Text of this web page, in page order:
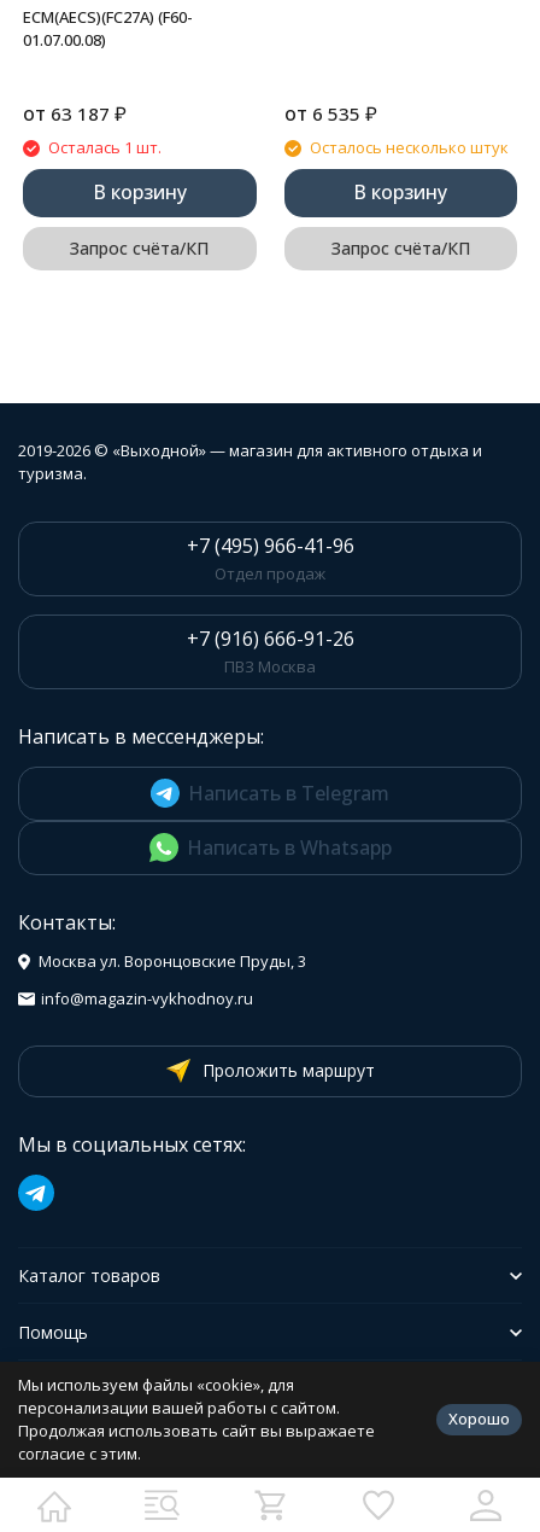
ECM(AECS)(FC27A) (F60-
01.07.00.08)
от 63 187 ₽
Осталась 1 шт.
В корзину
Запрос счёта/КП
от 6 535 ₽
Осталось несколько штук
В корзину
Запрос счёта/КП
2019-2026 © «Выходной» — магазин для активного отдыха и
туризма.
+7 (495) 966-41-96
Отдел продаж
+7 (916) 666-91-26
ПВЗ Москва
Написать в мессенджеры:
Написать в Telegram
Написать в Whatsapp
Контакты:
Москва ул. Воронцовские Пруды, 3
info@magazin-vykhodnoy.ru
Проложить маршрут
Мы в социальных сетях:
Каталог товаров
Помощь
Иформация
Политика персональных данных
Разработано в
bodysite.ru
Мы используем файлы «cookie», для
персонализации вашей работы с сайтом.
Продолжая использовать сайт вы выражаете
согласие с этим.
Хорошо